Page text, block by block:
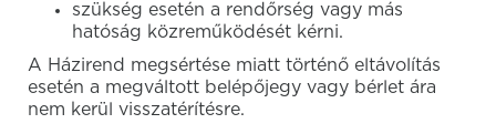
szükség esetén a rendőrség vagy más
hatóság közreműködését kérni.
A Házirend megsértése miatt történő eltávolítás
esetén a megváltott belépőjegy vagy bérlet ára
nem kerül visszatérítésre.